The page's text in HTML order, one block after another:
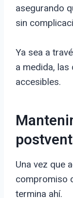
asegurando
sin
Ya sea a
a medida,
accesibles.
Una vez que
compromiso
termina ahí.